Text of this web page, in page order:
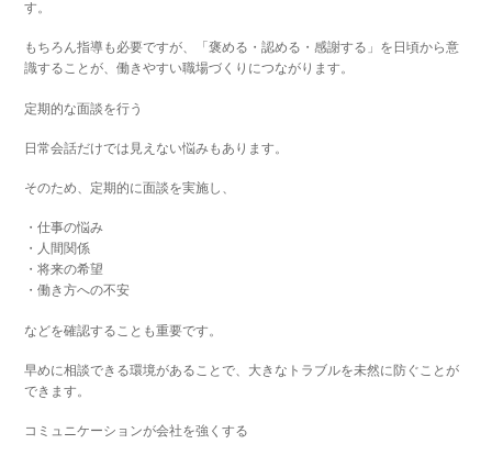
す。
もちろん指導も必要ですが、「褒める・認める・感謝する」を日頃から意
識することが、働きやすい職場づくりにつながります。
定期的な面談を行う
日常会話だけでは見えない悩みもあります。
そのため、定期的に面談を実施し、
・仕事の悩み
・人間関係
・将来の希望
・働き方への不安
などを確認することも重要です。
早めに相談できる環境があることで、大きなトラブルを未然に防ぐことが
できます。
コミュニケーションが会社を強くする